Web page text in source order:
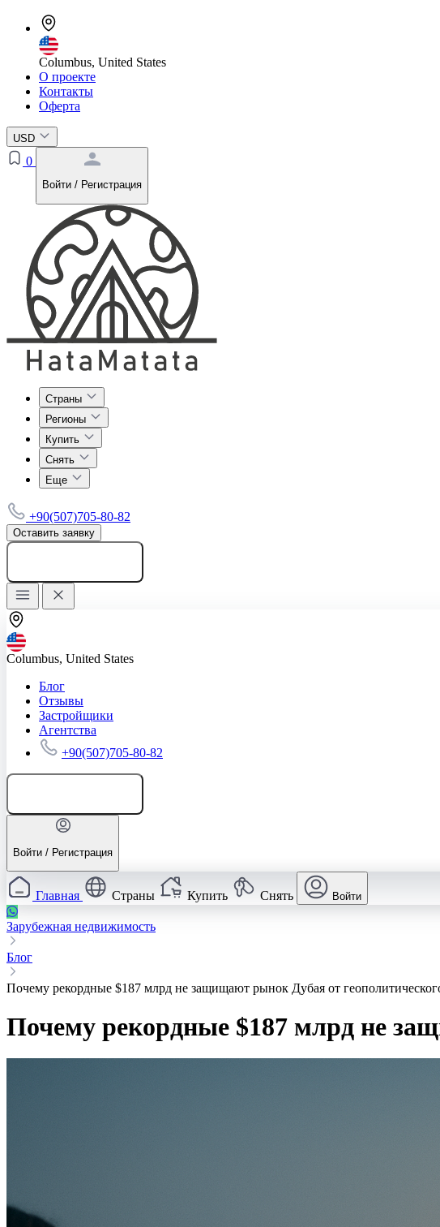
Columbus, United States
О проекте
Контакты
Оферта
USD
0
Войти / Регистрация
Страны
Регионы
Купить
Снять
Еще
+90(507)705-80-82
Оставить заявку
Columbus, United States
Блог
Отзывы
Застройщики
Агентства
+90(507)705-80-82
Войти / Регистрация
Главная Страны Купить Снять Войти
Зарубежная недвижимость
Блог
Почему рекордные $187 млрд не защищают рынок Дубая от
Почему рекордные $187 млрд не